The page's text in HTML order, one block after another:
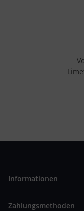
Informationen
Zahlungsmethoden